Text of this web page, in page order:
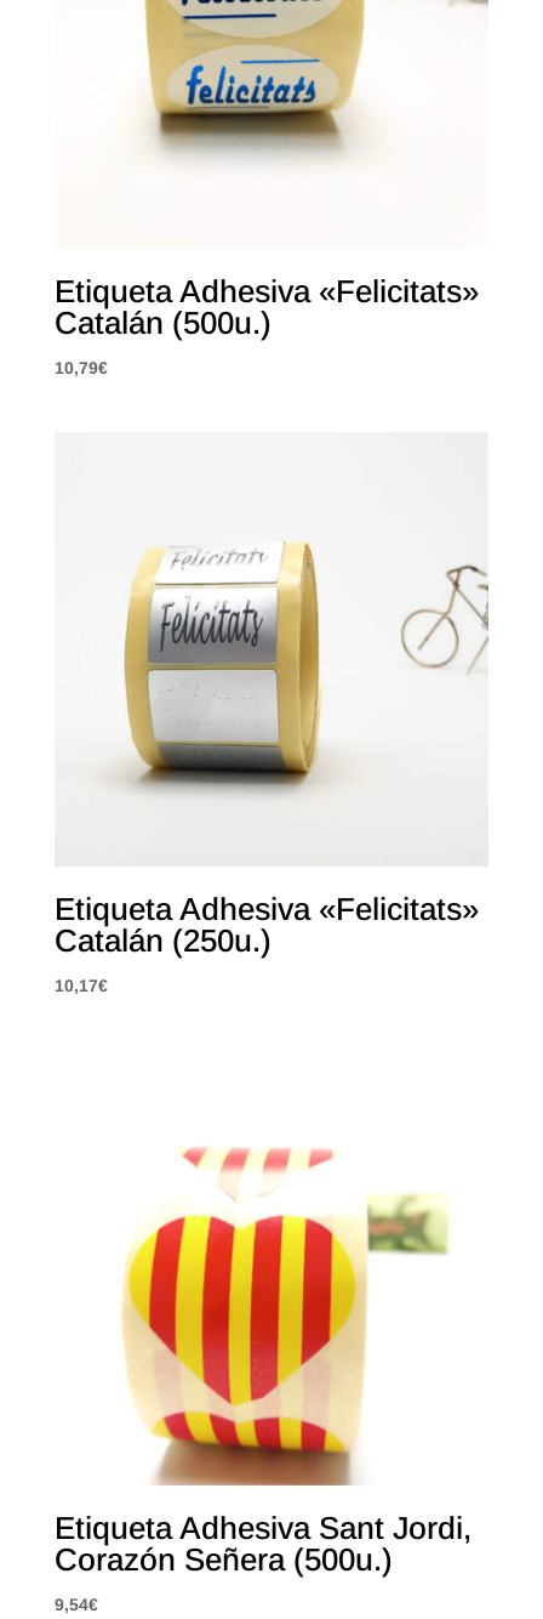
Etiqueta Adhesiva «Felicitats»
Catalán (500u.)
10,79€
Etiqueta Adhesiva «Felicitats»
Catalán (250u.)
10,17€
Etiqueta Adhesiva Sant Jordi,
Corazón Señera (500u.)
9,54€